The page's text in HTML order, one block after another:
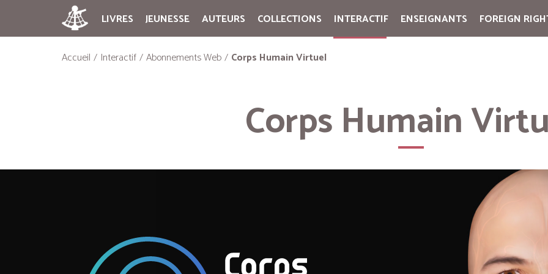
LIVRES JEUNESSE AUTEURS COLLECTIONS INTERACTIF ENSEIGNANTS FOREIGN
Accueil Interactif Abonnements Web Corps Humain Virtuel
Corps Humain